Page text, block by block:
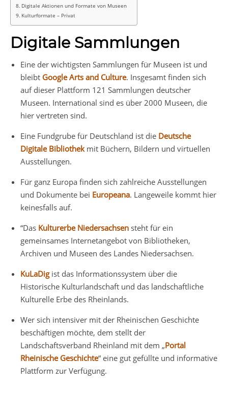
Digitale Aktionen und Formate von Museen
Kulturformate – Privat
Digitale Sammlungen
Eine der wichtigsten Sammlungen für Museen ist und
bleibt Google Arts and Culture. Insgesamt finden sich
auf dieser Plattform 121 Sammlungen deutscher
Museen. International sind es über 2000 Museen, die
hier vertreten sind.
Eine Fundgrube für Deutschland ist die Deutsche
Digitale Bibliothekmit Büchern, Bildern und virtuellen
Ausstellungen.
Für ganz Europa finden sich zahlreiche Ausstellungen
und Dokumente bei Europeana. Langeweile kommt hier
keinesfalls auf.
“Das Kulturerbe Niedersachsen steht für ein
gemeinsames Internetangebot von Bibliotheken,
Archiven und Museen des Landes Niedersachsen.
KuLaDig ist das Informationssystem über die
Historische Kulturlandschaft und das landschaftliche
Kulturelle Erbe des Rheinlands.
Wer sich intensiver mit der Rheinischen Geschichte
beschäftigen möchte, dem stellt der
Landschaftsverband Rheinland mit dem „Portal
Rheinische Geschichte“ eine gut gefüllte und informative
Plattform zur Verfügung.